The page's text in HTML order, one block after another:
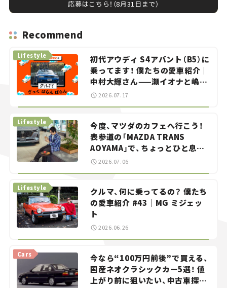
応募はこちら！（8月31日まで）
Recommend
初代アウディ S4アバント（B5）に
乗ってます！ 僕たちの愛車紹介｜
中村大輝さん——瀬イオナと嶋田
智之の「クルマでざっくばらんば
らん！」＃20
Lifestyle
2026.07.17
今度、マツダのカフェへ行こう！
表参道の「MAZDA TRANS
AOYAMA」で、ちょっとひと息。
——連載｜CCGとクルマでどうす
Lifestyle
2026.07.06
クルマ、何に乗ってるの？ 僕たち
の愛車紹介 #43｜MG ミジェッ
ト
Lifestyle
2026.06.26
今なら“100万円前後”で買える、
国産ネオクラシックカー5選！ 値
上がり前に狙いたい、中古車探し
Cars